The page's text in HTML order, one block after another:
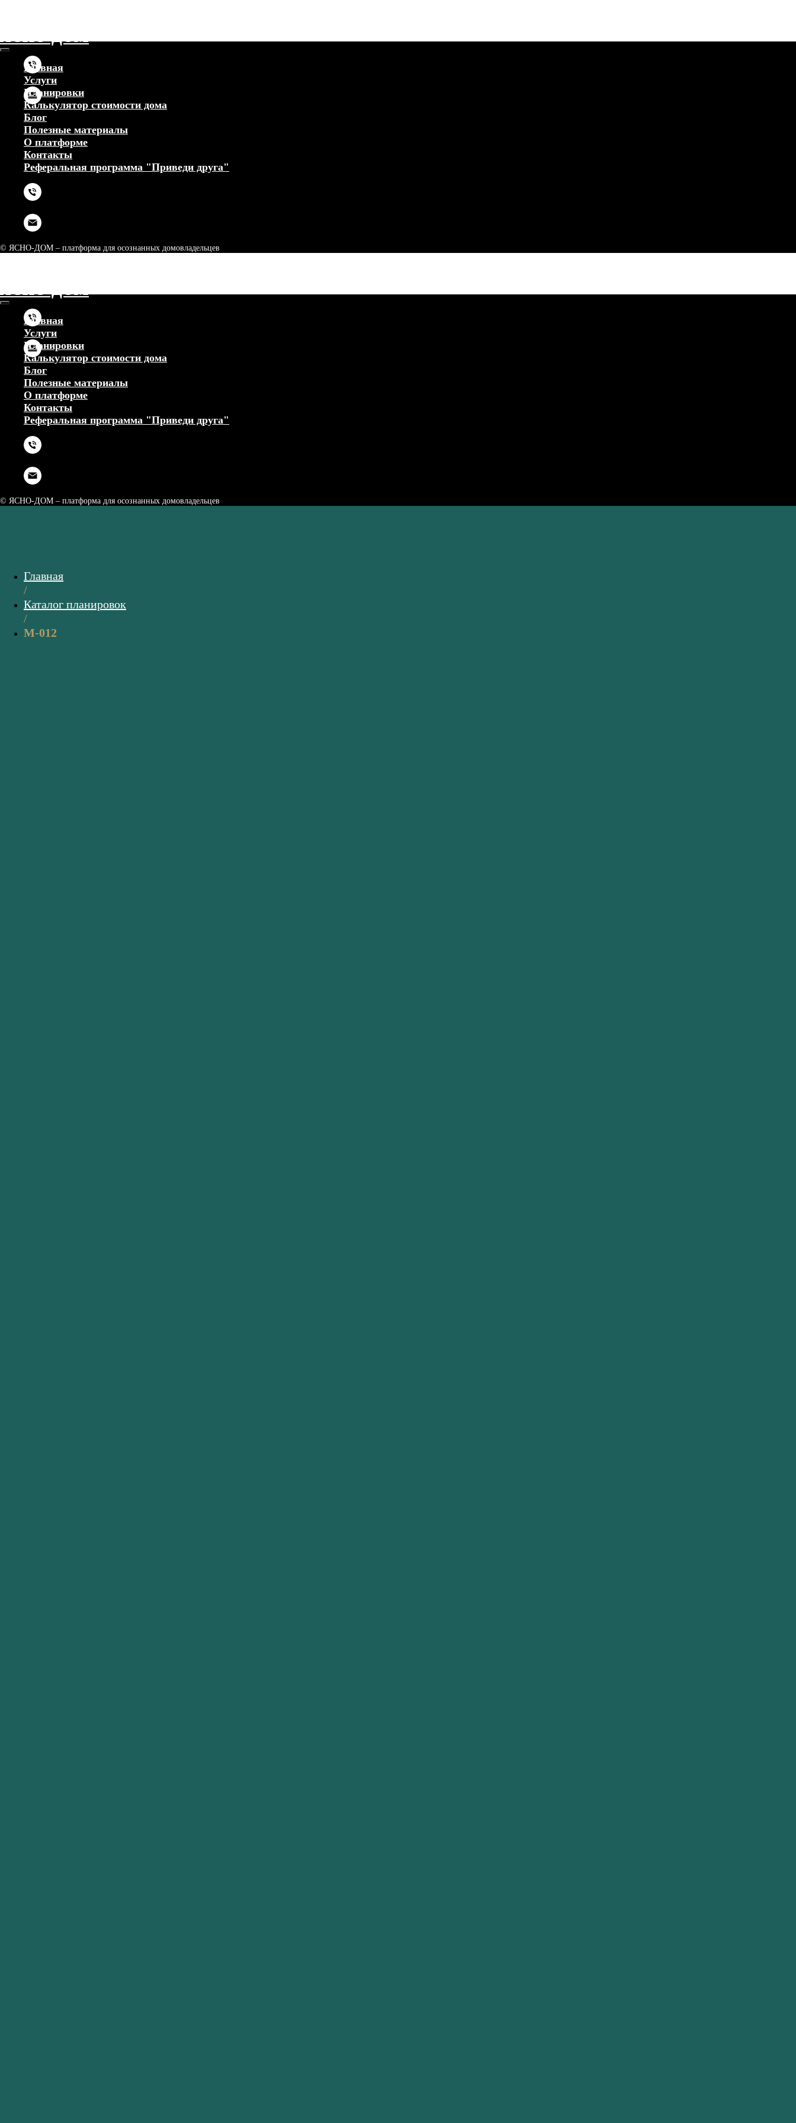
ЯСНО-ДОМ
Главная
Услуги
Планировки
Калькулятор стоимости дома
Блог
Полезные материалы
О платформе
Контакты
Реферальная программа "Приведи друга"
© ЯСНО-ДОМ – платформа для осознанных домовладельцев
ЯСНО-ДОМ
Главная
Услуги
Планировки
Калькулятор стоимости дома
Блог
Полезные материалы
О платформе
Контакты
Реферальная программа "Приведи друга"
© ЯСНО-ДОМ – платформа для осознанных домовладельцев
Главная
/
Каталог планировок
/
M-012